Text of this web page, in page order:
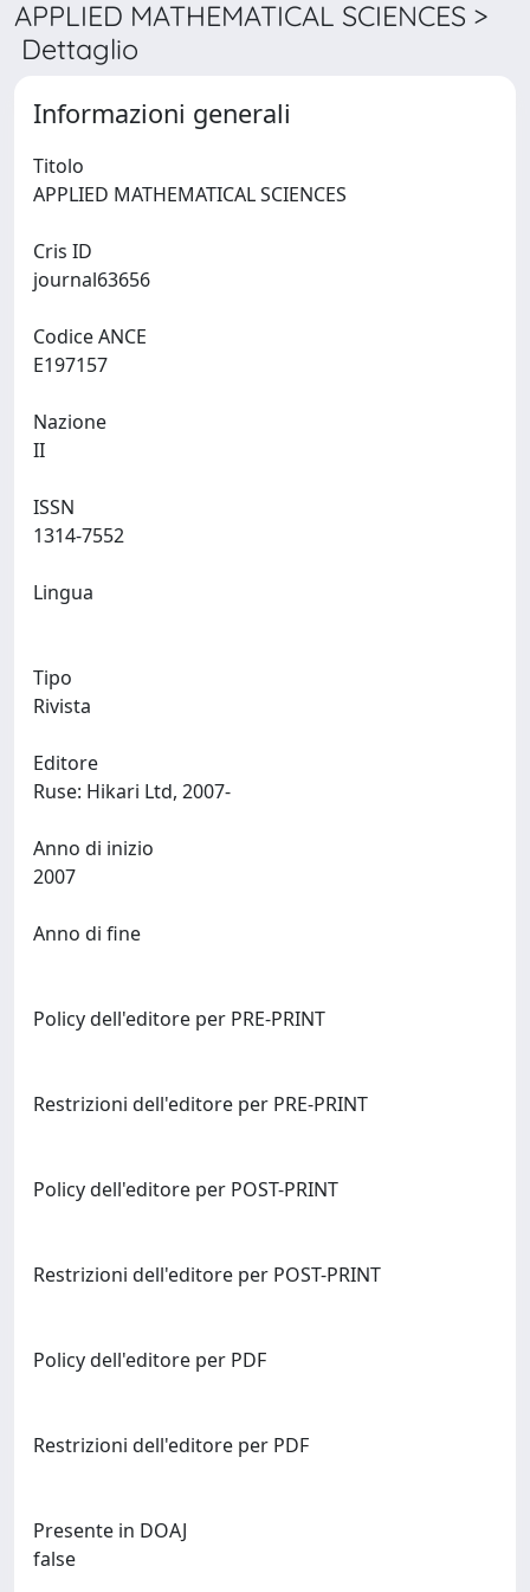
APPLIED MATHEMATICAL SCIENCES >
Dettaglio
Informazioni generali
Titolo
Cris ID
Codice ANCE
Nazione
ISSN
Lingua
Tipo
Rivista
Editore
Anno di inizio
Anno di fine
Policy dell'editore per PRE-PRINT
Restrizioni dell'editore per PRE-PRINT
Policy dell'editore per POST-PRINT
Restrizioni dell'editore per POST-PRINT
Policy dell'editore per PDF
Restrizioni dell'editore per PDF
Presente in DOAJ